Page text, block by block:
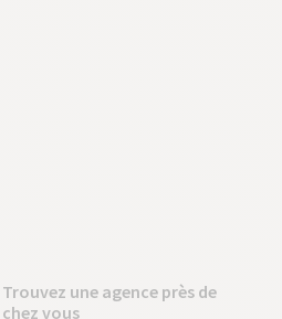
Trouvez une agence près de
chez vous